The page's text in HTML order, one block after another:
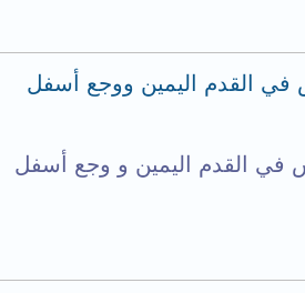
في القدم اليمين ووجع أسفل
في القدم اليمين و وجع أسفل